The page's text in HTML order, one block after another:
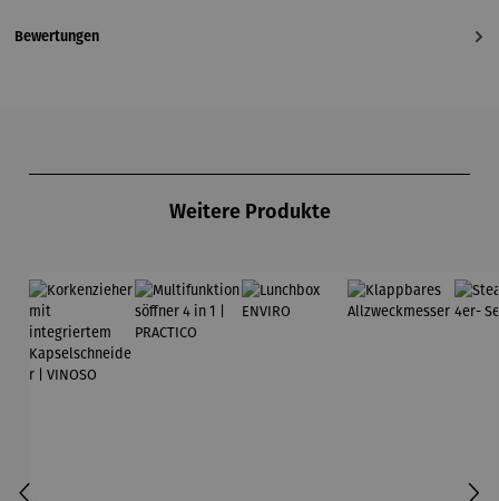
Bewertungen
Weitere Produkte